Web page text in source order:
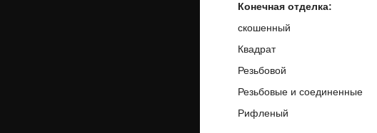
Конечная отделка:
скошенный
Квадрат
Резьбовой
Резьбовые и соединенные
Рифленый